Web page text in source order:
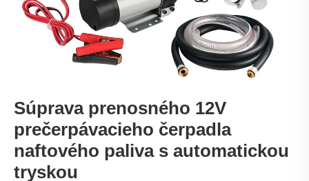
Súprava prenosného 12V
prečerpávacieho čerpadla
naftového paliva s automatickou
tryskou